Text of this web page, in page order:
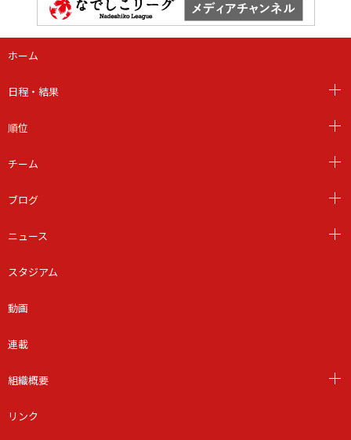
ホーム
日程・結果
順位
チーム
ブログ
ニュース
スタジアム
動画
連載
組織概要
リンク